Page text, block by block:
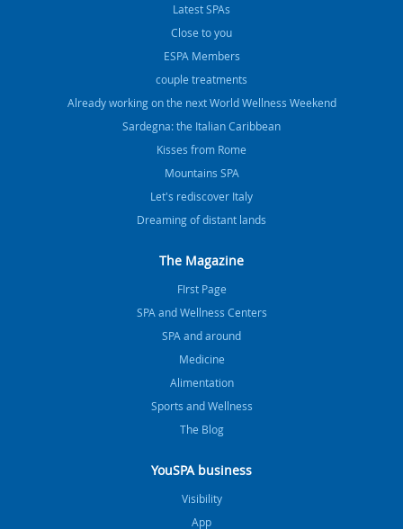
Latest SPAs
Close to you
ESPA Members
couple treatments
Already working on the next World Wellness Weekend
Sardegna: the Italian Caribbean
Kisses from Rome
Mountains SPA
Let's rediscover Italy
Dreaming of distant lands
The Magazine
FIrst Page
SPA and Wellness Centers
SPA and around
Medicine
Alimentation
Sports and Wellness
The Blog
YouSPA business
Visibility
App